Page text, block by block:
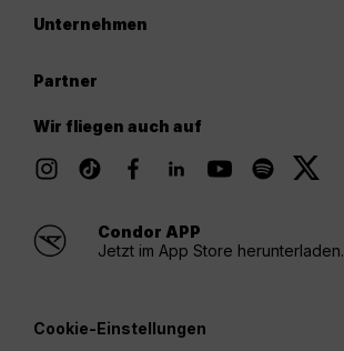
Unternehmen
Partner
Wir fliegen auch auf
Condor APP
Jetzt im App Store herunterladen.
Cookie-Einstellungen